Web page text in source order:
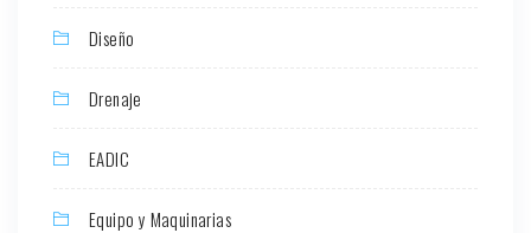
Diseño
Drenaje
EADIC
Equipo y Maquinarias